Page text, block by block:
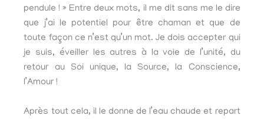
pendule ! » Entre deux mots, il me dit sans me le dire
que j’ai le potentiel pour être chaman et que de
toute façon ce n’est qu’un mot. Je dois accepter qui
je suis, éveiller les autres à la voie de l’unité, du
retour au Soi unique, la Source, la Conscience,
l’Amour !
Après tout cela, il le donne de l’eau chaude et repart